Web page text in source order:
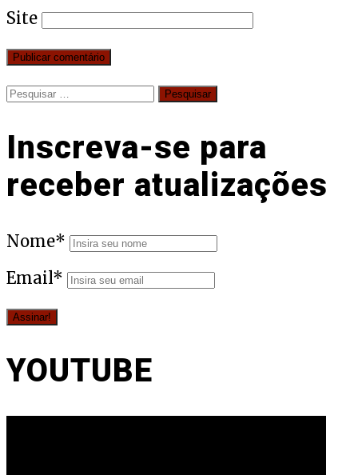
Site
Pesquisar
Inscreva-se para
receber atualizações
Nome*
Email*
YOUTUBE